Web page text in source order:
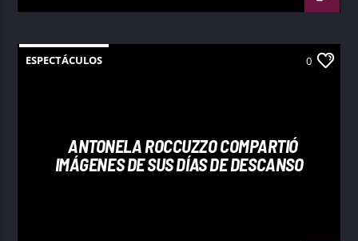
ESPECTÁCULOS 0
ANTONELA ROCCUZZO COMPARTIÓ
IMÁGENES DE SUS DÍAS DE DESCANSO